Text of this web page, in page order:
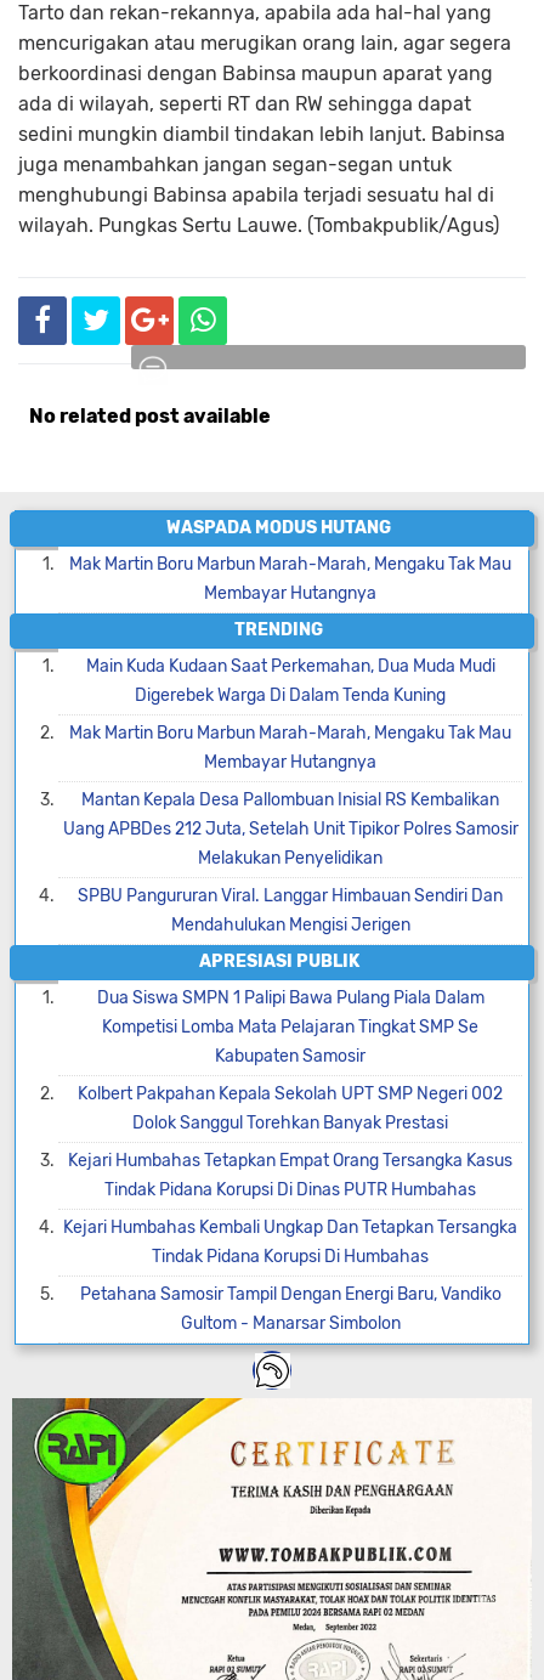
Tarto dan rekan-rekannya, apabila ada hal-hal yang
mencurigakan atau merugikan orang lain, agar segera
berkoordinasi dengan Babinsa maupun aparat yang
ada di wilayah, seperti RT dan RW sehingga dapat
sedini mungkin diambil tindakan lebih lanjut. Babinsa
juga menambahkan jangan segan-segan untuk
menghubungi Babinsa apabila terjadi sesuatu hal di
wilayah. Pungkas Sertu Lauwe. (Tombakpublik/Agus)
No related post available
WASPADA MODUS HUTANG
Mak Martin Boru Marbun Marah-Marah, Mengaku Tak Mau
Membayar Hutangnya
TRENDING
Main Kuda Kudaan Saat Perkemahan, Dua Muda Mudi
Digerebek Warga Di Dalam Tenda Kuning
Mak Martin Boru Marbun Marah-Marah, Mengaku Tak Mau
Membayar Hutangnya
Mantan Kepala Desa Pallombuan Inisial RS Kembalikan
Uang APBDes 212 Juta, Setelah Unit Tipikor Polres Samosir
Melakukan Penyelidikan
SPBU Pangururan Viral. Langgar Himbauan Sendiri Dan
Mendahulukan Mengisi Jerigen
APRESIASI PUBLIK
Dua Siswa SMPN 1 Palipi Bawa Pulang Piala Dalam
Kompetisi Lomba Mata Pelajaran Tingkat SMP Se
Kabupaten Samosir
Kolbert Pakpahan Kepala Sekolah UPT SMP Negeri 002
Dolok Sanggul Torehkan Banyak Prestasi
Kejari Humbahas Tetapkan Empat Orang Tersangka Kasus
Tindak Pidana Korupsi Di Dinas PUTR Humbahas
Kejari Humbahas Kembali Ungkap Dan Tetapkan Tersangka
Tindak Pidana Korupsi Di Humbahas
Petahana Samosir Tampil Dengan Energi Baru, Vandiko
Gultom - Manarsar Simbolon